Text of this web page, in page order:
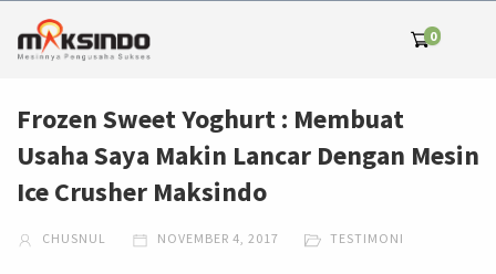
0
Frozen Sweet Yoghurt : Membuat
Usaha Saya Makin Lancar Dengan Mesin
Ice Crusher Maksindo
CHUSNUL NOVEMBER 4, 2017 TESTIMONI